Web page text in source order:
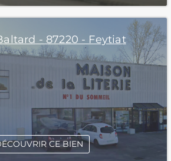
- 87220 - Feytiat
CE BIEN